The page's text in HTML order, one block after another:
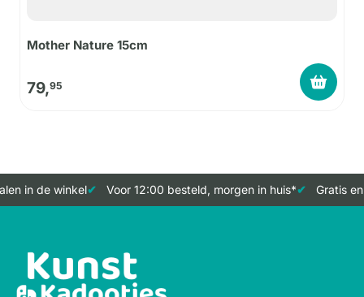
Mother Nature 15cm
79,95
in de winkel Voor 12:00 besteld, morgen in huis* Gratis